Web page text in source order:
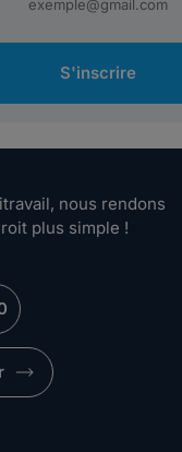
S'inscrire
nous rendons
plus simple !